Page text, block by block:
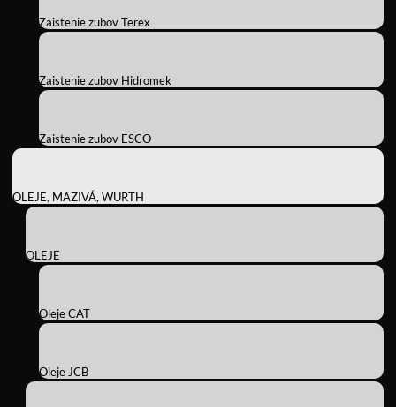
Zaistenie zubov Terex
Zaistenie zubov Hidromek
Zaistenie zubov ESCO
OLEJE, MAZIVÁ, WURTH
OLEJE
Oleje CAT
Oleje JCB